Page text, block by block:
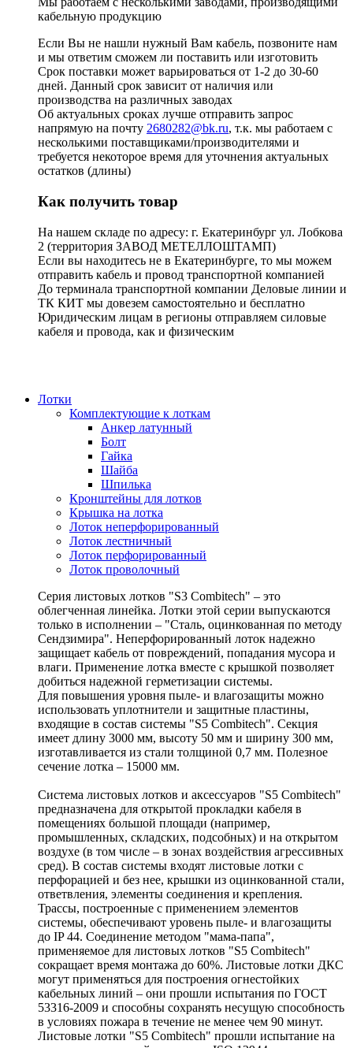
кабельную продукцию
Если Вы не нашли нужный Вам кабель, позвоните нам
и мы ответим сможем ли поставить или изготовить
Срок поставки может варьироваться от 1-2 до 30-60
дней. Данный срок зависит от наличия или
производства на различных заводах
Об актуальных сроках лучше отправить запрос
напрямую на почту 2680282@bk.ru, т.к. мы работаем с
несколькими поставщиками/производителями и
требуется некоторое время для уточнения актуальных
остатков (длины)
Как получить товар
На нашем складе по адресу: г. Екатеринбург ул. Лобкова
2 (территория ЗАВОД МЕТЕЛЛОШТАМП)
Если вы находитесь не в Екатеринбурге, то мы можем
отправить кабель и провод транспортной компанией
До терминала транспортной компании Деловые линии и
ТК КИТ мы довезем самостоятельно и бесплатно
Юридическим лицам в регионы отправляем силовые
кабеля и провода, как и физическим
Лотки
Комплектующие к лоткам
Анкер латунный
Болт
Гайка
Шайба
Шпилька
Кронштейны для лотков
Крышка на лотка
Лоток неперфорированный
Лоток лестничный
Лоток перфорированный
Лоток проволочный
Серия листовых лотков "S3 Combitech" – это
облегченная линейка. Лотки этой серии выпускаются
только в исполнении – "Сталь, оцинкованная по методу
Сендзимира". Неперфорированный лоток надежно
защищает кабель от повреждений, попадания мусора и
влаги. Применение лотка вместе с крышкой позволяет
добиться надежной герметизации системы.
Для повышения уровня пыле- и влагозащиты можно
использовать уплотнители и защитные пластины,
входящие в состав системы "S5 Combitech". Секция
имеет длину 3000 мм, высоту 50 мм и ширину 300 мм,
изготавливается из стали толщиной 0,7 мм. Полезное
сечение лотка – 15000 мм.
Система листовых лотков и аксессуаров "S5 Combitech"
предназначена для открытой прокладки кабеля в
помещениях большой площади (например,
промышленных, складских, подсобных) и на открытом
воздухе (в том числе – в зонах воздействия агрессивных
сред). В состав системы входят листовые лотки с
перфорацией и без нее, крышки из оцинкованной стали,
ответвления, элементы соединения и крепления.
Трассы, построенные с применением элементов
системы, обеспечивают уровень пыле- и влагозащиты
до IP 44. Соединение методом "мама-папа",
применяемое для листовых лотков "S5 Combitech"
сокращает время монтажа до 60%. Листовые лотки ДКС
могут применяться для построения огнестойких
кабельных линий – они прошли испытания по ГОСТ
53316-2009 и способны сохранять несущую способность
в условиях пожара в течение не менее чем 90 минут.
Листовые лотки "S5 Combitech" прошли испытание на